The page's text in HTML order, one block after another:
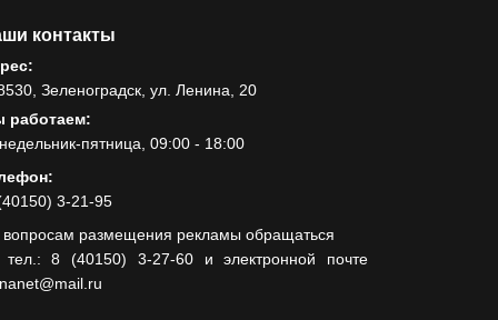
контакты
Зеленоградск, ул. Ленина, 20
работаем:
пятница, 09:00 - 18:00
3-21-95
размещения рекламы обращаться
тел.: 8 (40150) 3-27-60 и электронной почте